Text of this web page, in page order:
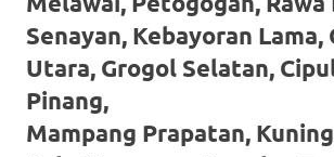
Discover
More
Here
Senayan, Kebayoran Lama,
Utara, Grogol Selatan,
Pinang,
Mampang Prapatan,